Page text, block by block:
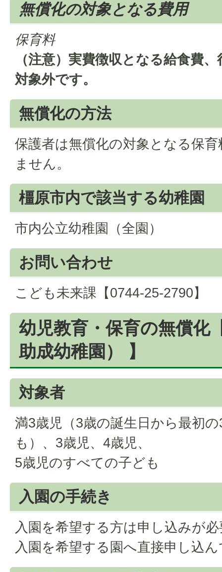
無償化の対象となる費用
保育料
（注意）実費徴収となる給食費
対象外です。
無償化の方法
保護者は無償化の対象となる保
ません。
橿原市内で該当する幼稚園
市内公立幼稚園（全園）
お問い合わせ
こども未来課【0744-25-2790】
幼児教育・保育の無償化
助成幼稚園） 】
対象者
満3歳児（3歳の誕生日から最初
も）、3歳児、4歳児、
5歳児のすべての子ども
入園の手続き
入園を希望する方は申し込みが
入園を希望する園へ直接申し込